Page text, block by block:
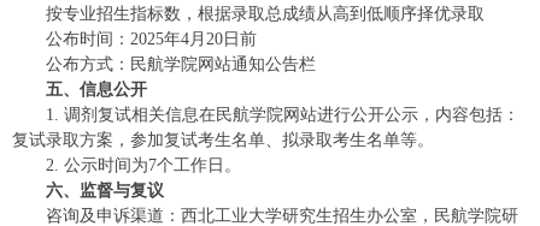
按专业招生指标数，根据录取总成绩从高到低顺序择优录取
公布时间：2025年4月20日前
公布方式：民航学院网站通知公告栏
五、信息公开
1. 调剂复试相关信息在民航学院网站进行公开公示，内容包括：
复试录取方案，参加复试考生名单、拟录取考生名单等。
2. 公示时间为7个工作日。
六、监督与复议
咨询及申诉渠道：西北工业大学研究生招生办公室，民航学院研